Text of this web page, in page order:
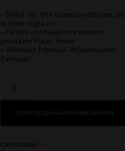
– Blend van drie inheemse druiven, elk
met een eigen rol
– Perfect voorbeeld van modern
gemaakte Vinho Verde
– Winnaar Perswijn Wijnconcours
Portugal!
TOEVOEGEN AAN WINKELWAGEN
CATEGORIE: